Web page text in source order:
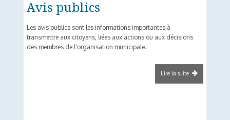
Avis publics
Les avis publics sont les informations importantes à
transmettre aux citoyens, liées aux actions ou aux décisions
des membres de l'organisation municipale.
Lire la suitede Avis
publics